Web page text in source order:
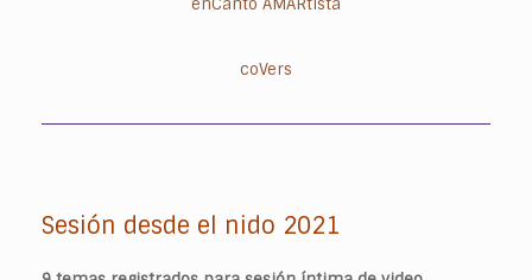
enCanto AMARtista
coVers
Sesión desde el nido 2021